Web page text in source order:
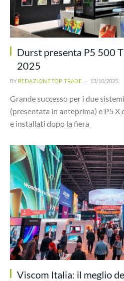
Durst presenta P5 500
2025
BY REDAZIONE TOP TRADE 13/10/2025
Grande successo per i due
(presentata in anteprima) e P5 X
e installati dopo la fiera
Viscom Italia: il meglio